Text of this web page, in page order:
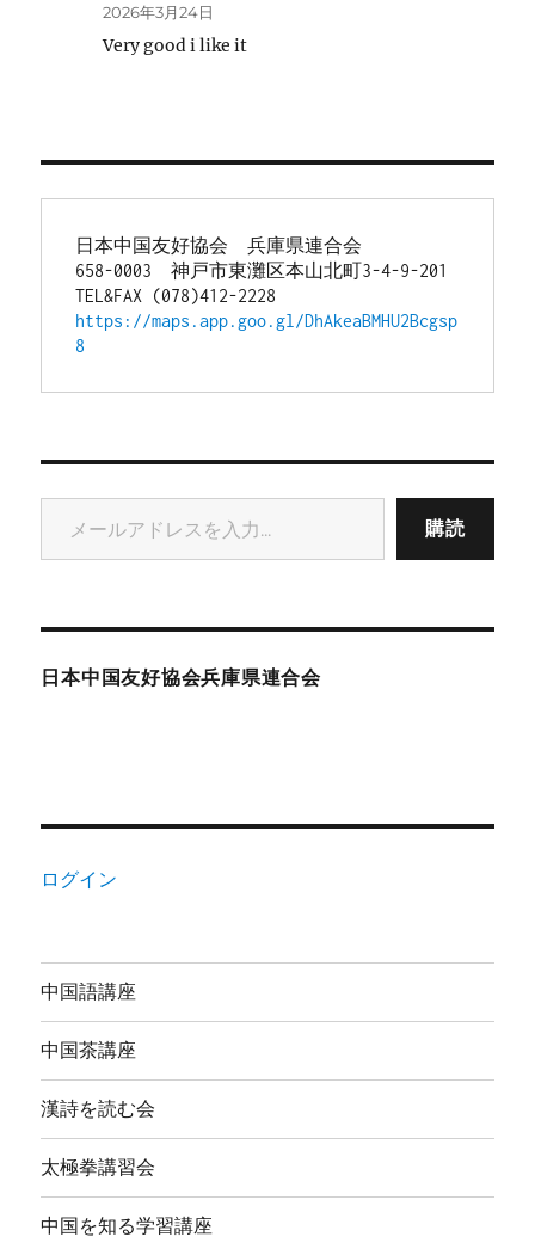
2026年3月24日
Very good i like it
日本中国友好協会　兵庫県連合会
658-0003　神戸市東灘区本山北町3-4-9-201
TEL&FAX (078)412-2228
https://maps.app.goo.gl/DhAkeaBMHU2Bcgsp
8
メールアドレスを入力...
購読
日本中国友好協会兵庫県連合会
ログイン
中国語講座
中国茶講座
漢詩を読む会
太極拳講習会
中国を知る学習講座